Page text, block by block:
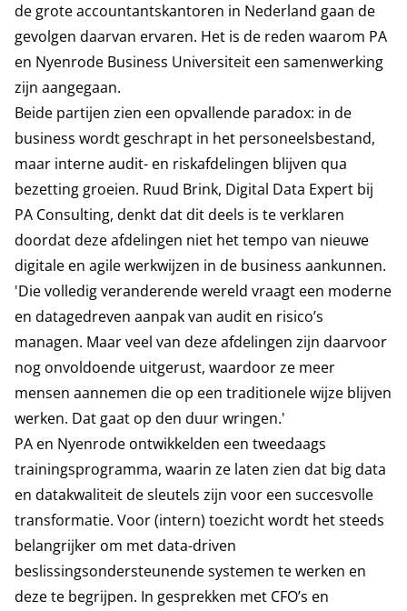
de grote accountantskantoren in Nederland gaan de
gevolgen daarvan ervaren. Het is de reden waarom PA
en Nyenrode Business Universiteit een samenwerking
zijn aangegaan.
Beide partijen zien een opvallende paradox: in de
business wordt geschrapt in het personeelsbestand,
maar interne audit- en riskafdelingen blijven qua
bezetting groeien. Ruud Brink, Digital Data Expert bij
PA Consulting, denkt dat dit deels is te verklaren
doordat deze afdelingen niet het tempo van nieuwe
digitale en agile werkwijzen in de business aankunnen.
'Die volledig veranderende wereld vraagt een moderne
en datagedreven aanpak van audit en risico’s
managen. Maar veel van deze afdelingen zijn daarvoor
nog onvoldoende uitgerust, waardoor ze meer
mensen aannemen die op een traditionele wijze blijven
werken. Dat gaat op den duur wringen.'
PA en Nyenrode ontwikkelden een tweedaags
trainingsprogramma, waarin ze laten zien dat big data
en datakwaliteit de sleutels zijn voor een succesvolle
transformatie. Voor (intern) toezicht wordt het steeds
belangrijker om met data-driven
beslissingsondersteunende systemen te werken en
deze te begrijpen. In gesprekken met CFO’s en